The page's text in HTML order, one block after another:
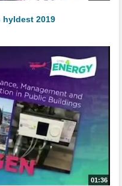
hyldest 2019
01:36